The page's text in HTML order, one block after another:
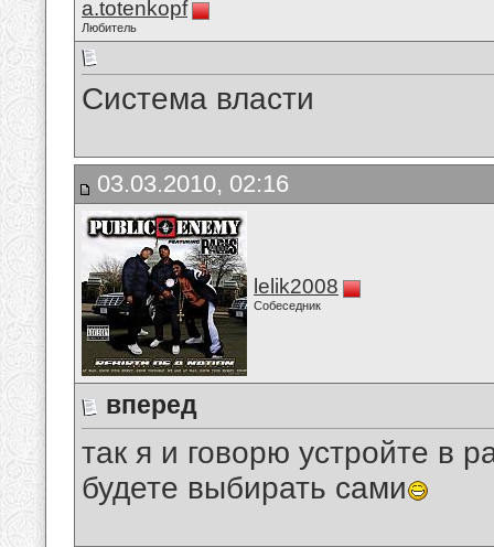
a.totenkopf
Любитель
Система власти
03.03.2010, 02:16
lelik2008
Собеседник
вперед
так я и говорю устройте в
будете выбирать сами